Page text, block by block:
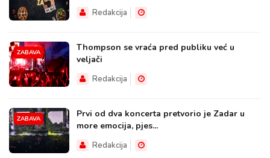
Redakcija
ZABAVA
Thompson se vraća pred publiku već u
veljači
Redakcija
ZABAVA
Prvi od dva koncerta pretvorio je Zadar u
more emocija, pjes...
Redakcija